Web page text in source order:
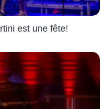
est une fête!